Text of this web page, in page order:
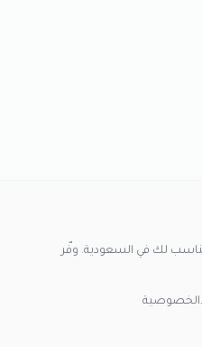
لك في السعودية. وفّر
الخصوصية